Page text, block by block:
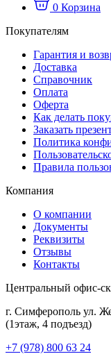
0 Корзина
Покупателям
Гарантия и
Доставка
Справочник
Оплата
Оферта
Как делать
Заказать
Политика
Правила
Компания
О компании
Документы
Реквизиты
Отзывы
Контакты
Центральный офис-
г. Симферополь ул.
(1этаж, 4 подъезд)
+7 (978) 800 63 24